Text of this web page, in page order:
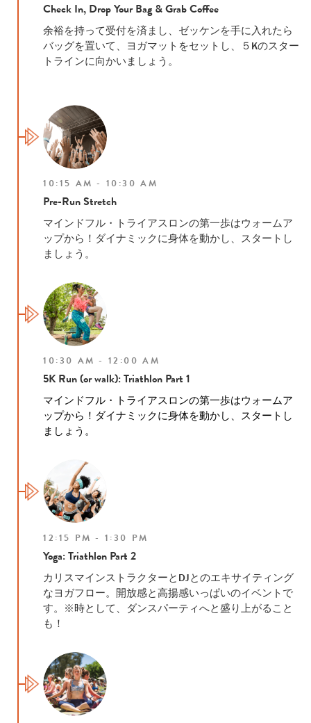
Check In, Drop Your Bag & Grab Coffee
余裕を持って受付を済まし、ゼッケンを手に入れたら
バッグを置いて、ヨガマットをセットし、５Kのスター
トラインに向かいましょう。
10:15 AM - 10:30 AM
Pre-Run Stretch
マインドフル・トライアスロンの第一歩はウォームア
ップから！ ダイナミックに身体を動かし、スタートし
ましょう。
10:30 AM - 12:00 AM
5K Run (or walk): Triathlon Part 1
マインドフル・トライアスロンの第一歩はウォームア
ップから！ ダイナミックに身体を動かし、スタートし
ましょう。
12:15 PM - 1:30 PM
Yoga: Triathlon Part 2
カリスマインストラクターとDJとのエキサイティング
なヨガフロー。開放感と高揚感いっぱいのイベントで
す。※時として、ダンスパーティへと盛り上がること
も！